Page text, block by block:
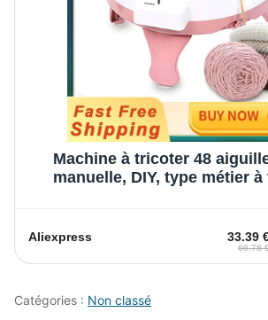
Machine à tricoter 48
manuelle, DIY, type métier
Aliexpress 33.39
66.78
Catégories : Non classé